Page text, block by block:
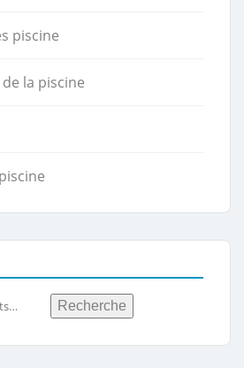
piscine
la piscine
Recherche